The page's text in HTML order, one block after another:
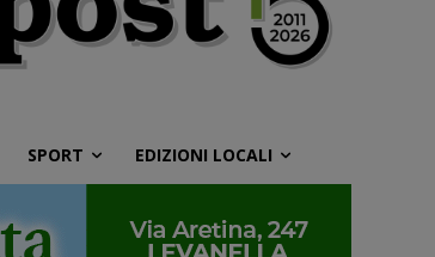
SPORT EDIZIONI LOCALI